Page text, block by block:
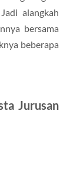
alangkah
bersama
beberapa
Jurusan